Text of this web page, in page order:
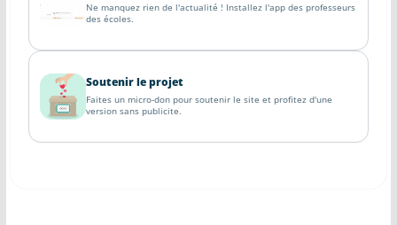
Ne manquez rien de l'actualité ! Installez l'app des professeurs
des écoles.
Soutenir le projet
Faites un micro-don pour soutenir le site et profitez d'une
version sans publicite.